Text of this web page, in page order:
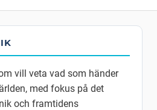
vill veta vad som händer
med fokus på det
och framtidens